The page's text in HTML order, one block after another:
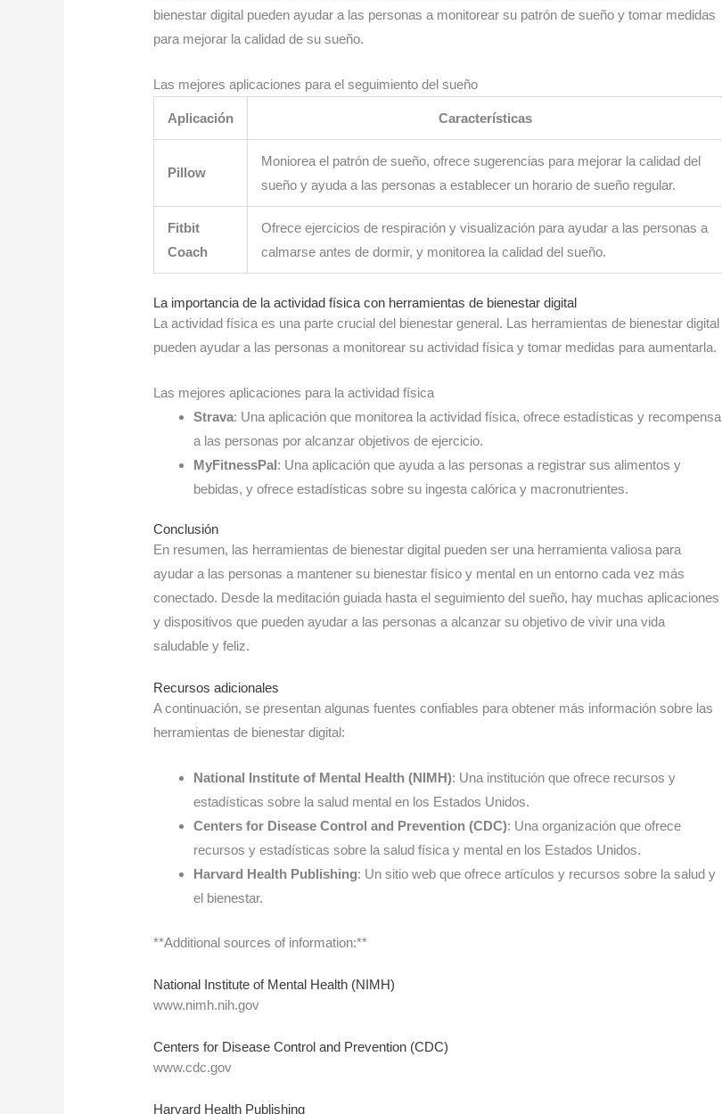
bienestar digital pueden ayudar a las personas a monitorear su patrón de sueño y tomar medidas
para mejorar la calidad de su sueño.
Las mejores aplicaciones para el seguimiento del sueño
Aplicación Características
Pillow
Moniorea el patrón de sueño, ofrece sugerencias para mejorar la calidad del
sueño y ayuda a las personas a establecer un horario de sueño regular.
Fitbit
Coach
Ofrece ejercicios de respiración y visualización para ayudar a las personas a
calmarse antes de dormir, y monitorea la calidad del sueño.
La importancia de la actividad física con herramientas de bienestar digital
La actividad física es una parte crucial del bienestar general. Las herramientas de bienestar digital
pueden ayudar a las personas a monitorear su actividad física y tomar medidas para aumentarla.
Las mejores aplicaciones para la actividad física
Strava: Una aplicación que monitorea la actividad física, ofrece estadísticas y recompensa
a las personas por alcanzar objetivos de ejercicio.
MyFitnessPal: Una aplicación que ayuda a las personas a registrar sus alimentos y
bebidas, y ofrece estadísticas sobre su ingesta calórica y macronutrientes.
Conclusión
En resumen, las herramientas de bienestar digital pueden ser una herramienta valiosa para
ayudar a las personas a mantener su bienestar físico y mental en un entorno cada vez más
conectado. Desde la meditación guiada hasta el seguimiento del sueño, hay muchas aplicaciones
y dispositivos que pueden ayudar a las personas a alcanzar su objetivo de vivir una vida
saludable y feliz.
Recursos adicionales
A continuación, se presentan algunas fuentes confiables para obtener más información sobre las
herramientas de bienestar digital:
National Institute of Mental Health (NIMH): Una institución que ofrece recursos y
estadísticas sobre la salud mental en los Estados Unidos.
Centers for Disease Control and Prevention (CDC): Una organización que ofrece
recursos y estadísticas sobre la salud física y mental en los Estados Unidos.
Harvard Health Publishing: Un sitio web que ofrece artículos y recursos sobre la salud y
el bienestar.
**Additional sources of information:**
National Institute of Mental Health (NIMH)
www.nimh.nih.gov
Centers for Disease Control and Prevention (CDC)
www.cdc.gov
Harvard Health Publishing